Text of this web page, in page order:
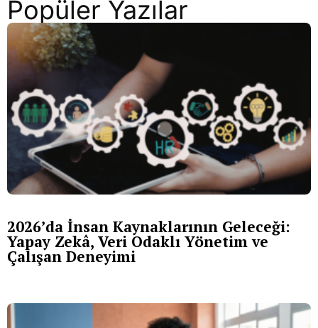
Popüler Yazılar
2026’da İnsan Kaynaklarının Geleceği:
Yapay Zekâ, Veri Odaklı Yönetim ve
Çalışan Deneyimi